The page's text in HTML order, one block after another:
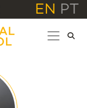
EN PT